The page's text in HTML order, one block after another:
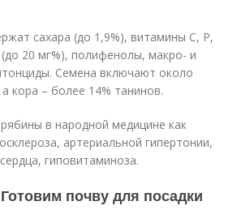
сахара (до 1,9%), витамины С, Р,
20 мг%), полифенолы, макро- и
Семена включают около
кора – более 14% танинов.
в народной медицине как
артериальной гипертонии,
гиповитаминоза.
почву для посадки